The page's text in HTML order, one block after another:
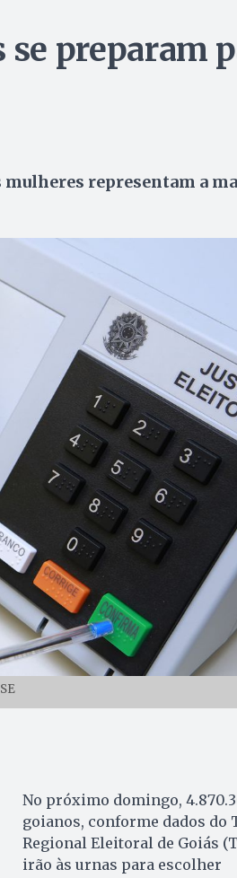
se preparam
mulheres representam a
No próximo domingo,
goianos, conforme dados do
Regional Eleitoral de Goiás
irão às urnas para escolher